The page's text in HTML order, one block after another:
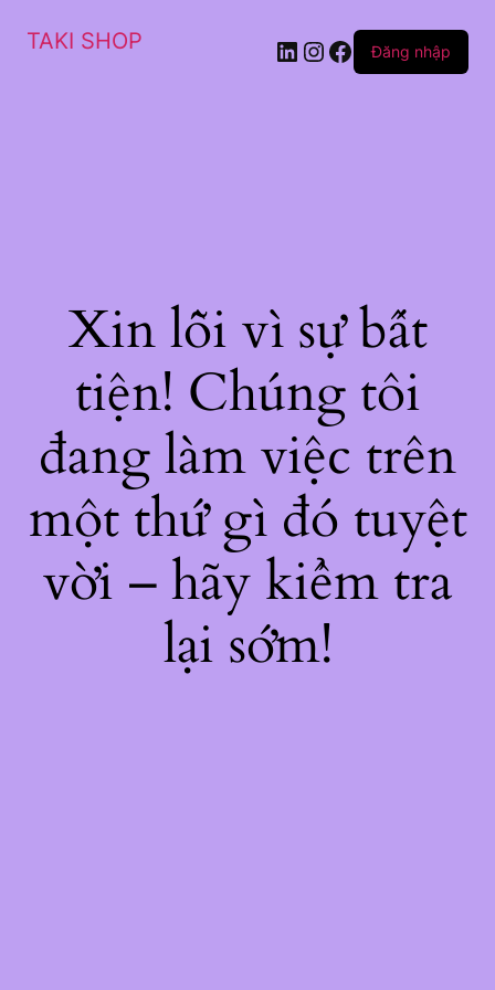
TAKI SHOP LinkedIn
Instagram
Facebook
Đăng nhập
Xin lỗi vì sự bất
tiện! Chúng tôi
đang làm việc trên
một thứ gì đó tuyệt
vời – hãy kiểm tra
lại sớm!